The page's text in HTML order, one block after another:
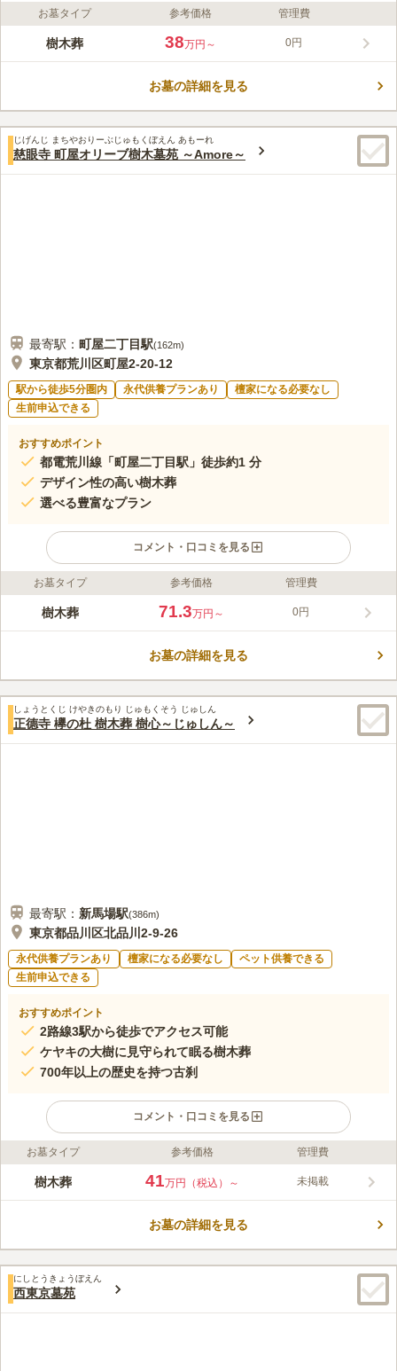
ライフドット編集部のコメント
1603年に開創された曹洞宗の寺院で、本尊は釈迦如来座像で
す。 新年祈祷会法要やお彼岸の先祖供養法要など、年間を通し
て相談できるのでご家族への負担も少ないです。 生前にお墓を
口コミ評価
この霊園はまだ誰からも評価されていません。
お墓タイプ 参考価格 管理費
樹木葬 38万円～ 0円
お墓の詳細を見る
じげんじ まちやおりーぶじゅもくぼえん あもーれ
慈眼寺 町屋オリーブ樹木墓苑 ～Amore～
最寄駅： 町屋二丁目駅(162m)
東京都荒川区町屋2-20-12
駅から徒歩5分圏内 永代供養プランあり
檀家になる必要なし
生前申込できる
おすすめポイント
都電荒川線「町屋二丁目駅」徒歩約1 分
デザイン性の高い樹木葬
選べる豊富なプラン
コメント・口コミを見る
ライフドット編集部のコメント
都電荒川線「町屋二丁目駅」から徒歩約1分！東京メトロ千代田
線・京成本線「町屋駅」からも徒歩約5分と、とても利便性の良
込み可能で、法要施設も多変充実しており、まさに理想のお墓に
創された「慈眼寺」です。真言宗のお寺ですが、樹木葬は宗教や
宗派を限定せずどなたでも利用することができます。
口コミ評価
この霊園はまだ誰からも評価されていません。
お墓タイプ 参考価格 管理費
樹木葬 71.3万円～ 0円
お墓の詳細を見る
しょうとくじ けやきのもり じゅもくそう じゅしん
正德寺 欅の杜 樹木葬 樹心～じゅしん～
最寄駅： 新馬場駅(386m)
東京都品川区北品川2-9-26
永代供養プランあり 檀家になる必要なし
ペット供養できる
生前申込できる
おすすめポイント
2路線3駅から徒歩でアクセス可能
ケヤキの大樹に見守られて眠る樹木葬
700年以上の歴史を持つ古刹
コメント・口コミを見る
ライフドット編集部のコメント
正德寺 欅の杜 樹木葬 樹心～じゅしん～は、品川区北品川にある
お寺、正德寺の境内にある樹木葬墓地です。北品川は羽田空港や
も嬉しい立地のお寺です。永代供養付きの樹木葬なので、後継ぎ
ように、お花とお線香を供え、故人に手を合わせるお墓参りもで
きます。都内で樹木葬墓地をお探しの方におすすめです。
口コミ評価
この霊園はまだ誰からも評価されていません。
お墓タイプ 参考価格 管理費
樹木葬 41万円（税込）～ 未掲載
お墓の詳細を見る
にしとうきょうぼえん
西東京墓苑